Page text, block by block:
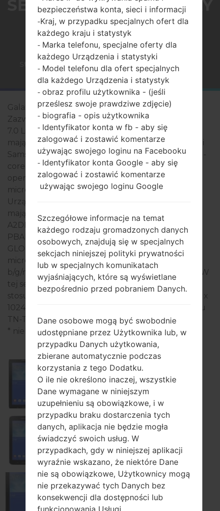
SERIA SAMSUNGGALAXY
TAB 3 7.0 LITE 3G
Strona startowa → Seria → Galaxy Tab 3 7.0 Lite 3G
Galaxy Tab 3 7.0 Lite 3G
Zazwyczaj urządzenia serii Samsung Galaxy Tab 3
7.0 Lite 3G są podobne pod względem wyglądu i
mają wspólne specyfikacje techniczne. Modeli serii
Samsung Galaxy Tab 3 7.0 Lite 3G działają na Dual-
core 1200MHz ARM Cortex -A9 1GB pamięci
operacyjnej. Pamięć wewnętrzna 8GB i obsługuje
microSD, microSDHC, TransFlash do 32 GB.
Urządzenia serii Samsung Galaxy Tab 3 7.0 Lite 3G
mają 3.5mm jack i obsługują Bluetooth wersja 4.0,
A2DP, AVRCP, DI, HFP, HID, HSP, MAP, OPP, PAN,
PBAP, LE, a także technologię GPS Tak, A-GPS,
GLONASS, Geotagging. Port USB obsługuje
microUSB 2.0, USB charging, a także Wi-Fi 802.11
b/g/n, Wi-Fi Direct, Wi-Fi hotspot, Wi-Fi Tethering. W
tej serii używany jest wyświetlacz 7.0 сale (~61%
stosunek ekranu do ciała) przy rozdzielczości 600 x
1024 pikseli (~169 gęstość pikseli na cal), typ ekranu
TN-TFT LCD.
* niektóre dane mogą się różnić.
Samsung SM-T111
Samsung SM-T111M
Samsung SM-T111NQ
bezpieczeństwa konta, sieci i informacji
-Kraj, w przypadku specjalnych ofert dla
każdego kraju i statystyk
- Marka telefonu, specjalne oferty dla
każdego Urządzenia i statystyki
- Model telefonu dla ofert specjalnych
dla każdego Urządzenia i statystyk
- obraz profilu użytkownika - (jeśli
prześlesz swoje prawdziwe zdjęcie)
- biografia - opis użytkownika
- Identyfikator konta w fb - aby się
zalogować i zostawić komentarze
używając swojego loginu na Facebooku
- Identyfikator konta Google - aby się
zalogować i zostawić komentarze
używając swojego loginu Google
Szczegółowe informacje na temat
każdego rodzaju gromadzonych danych
osobowych, znajdują się w specjalnych
sekcjach niniejszej polityki prywatności
lub w specjalnych komunikatach
wyjaśniających, które są wyświetlane
bezpośrednio przed pobraniem Danych.
Dane osobowe mogą być swobodnie
udostępniane przez Użytkownika lub, w
przypadku Danych użytkowania,
zbierane automatycznie podczas
korzystania z tego Dodatku.
O ile nie określono inaczej, wszystkie
Dane wymagane w niniejszym
uzupełnieniu są obowiązkowe, i w
przypadku braku dostarczenia tych
danych, aplikacja nie będzie mogła
świadczyć swoich usług. W
przypadkach, gdy w niniejszej aplikacji
wyraźnie wskazano, że niektóre Dane
nie są obowiązkowe, Użytkownicy mogą
nie przekazywać tych Danych bez
konsekwencji dla dostępności lub
funkcjonowania Usługi.